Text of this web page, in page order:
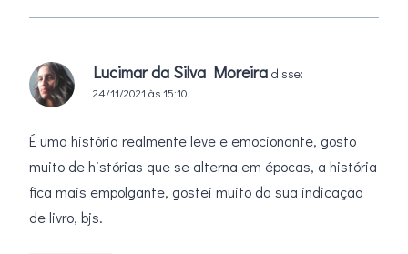
Lucimar da Silva Moreira disse:
24/11/2021 às 15:10
É uma história realmente leve e emocionante, gosto
muito de histórias que se alterna em épocas, a história
fica mais empolgante, gostei muito da sua indicação
de livro, bjs.